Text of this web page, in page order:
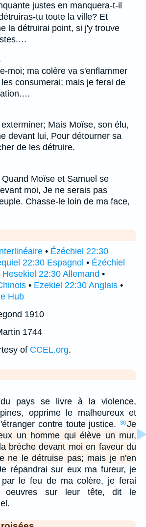
justes en manquera-t-il
tu toute la ville? Et
la détruirai point, si j'y trouve
moi; ma colère va s'enflammer
consumerai; mais je ferai de
Mais Moïse, son élu,
devant lui, Pour détourner sa
de les détruire.
Moïse et Samuel se
moi, Je ne serais pas
Chasse-le loin de ma face,
• Ézéchiel 22:30
22:30 Espagnol • Ézéchiel
Hesekiel 22:30 Allemand •
• Ezekiel 22:30 Anglais •
Hub
1910
1744
of CCEL.org.
pays se livre à la violence,
opprime le malheureux et
contre toute justice.
30Je
un homme qui élève un mur,
brèche devant moi en faveur du
ne le détruise pas; mais je n'en
répandrai sur eux ma fureur, je
par le feu de ma colère, je ferai
oeuvres sur leur tête, dit le